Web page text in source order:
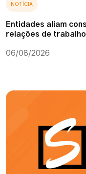
NOTÍCIA
Entidades aliam
relações de
06/08/2026